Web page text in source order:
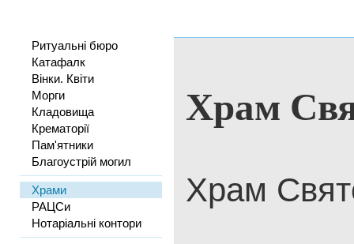
Ритуальні бюро
Катафалк
Вінки. Квіти
Морги
Кладовища
Крематорії
Пам'ятники
Благоустрій могил
Храми
РАЦСи
Нотаріальні контори
Храм
Храм